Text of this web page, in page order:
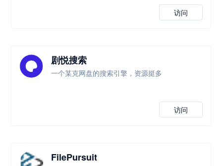
访问
剧悦搜索
一个某克网盘的搜索引擎，资源挺多
访问
FilePursuit